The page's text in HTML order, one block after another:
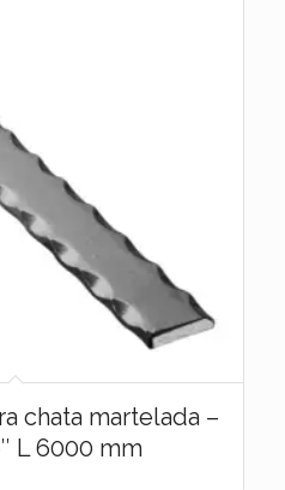
chata martelada –
L 6000 mm